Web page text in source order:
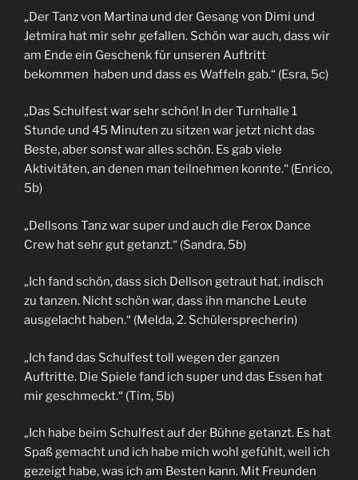
„Der Tanz von Martina und der Gesang von Dimi und
Jetmira hat mir sehr gefallen. Schön war auch, dass wir
am Ende ein Geschenk für unseren Auftritt
bekommen haben und dass es Waffeln gab.“ (Esra, 5c)
„Das Schulfest war sehr schön! In der Turnhalle 1
Stunde und 45 Minuten zu sitzen war jetzt nicht das
Beste, aber sonst war alles schön. Es gab viele
Aktivitäten, an denen man teilnehmen konnte.“ (Enrico,
5b)
„Dellsons Tanz war super und auch die Ferox Dance
Crew hat sehr gut getanzt.“ (Sandra, 5b)
„Ich fand schön, dass sich Dellson getraut hat, indisch
zu tanzen. Nicht schön war, dass ihn manche Leute
ausgelacht haben.“ (Melda, 2. Schülersprecherin)
„Ich fand das Schulfest toll wegen der ganzen
Auftritte. Die Spiele fand ich super und das Essen hat
mir geschmeckt.“ (Tim, 5b)
„Ich habe beim Schulfest auf der Bühne getanzt. Es hat
Spaß gemacht und ich habe mich wohl gefühlt, weil ich
gezeigt habe, was ich am Besten kann. Mit Freunden